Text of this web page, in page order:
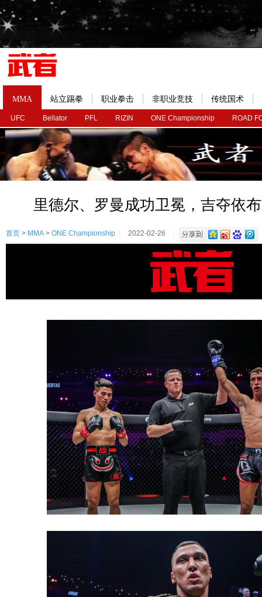
MMA
UFC Bellator PFL RIZIN ONE Championship ROAD
站立踢拳 职业拳击 非职业竞技 传统国术
里德尔、罗曼成功卫冕，吉夺依
首页 > MMA > ONE Championship 2022-02-26